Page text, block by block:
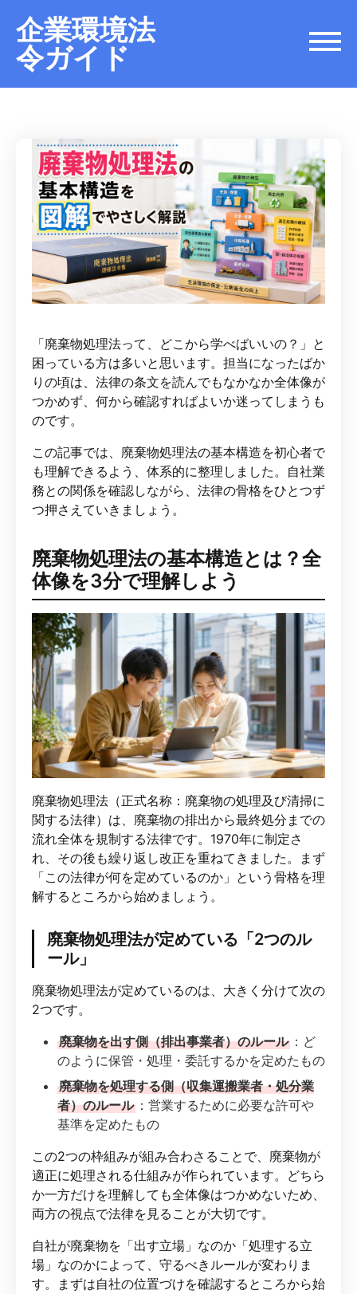
企業環境法
令ガイド
「廃棄物処理法って、どこから学べばいいの？」と
困っている方は多いと思います。担当になったばか
りの頃は、法律の条文を読んでもなかなか全体像が
つかめず、何から確認すればよいか迷ってしまうも
のです。
この記事では、廃棄物処理法の基本構造を初心者で
も理解できるよう、体系的に整理しました。自社業
務との関係を確認しながら、法律の骨格をひとつず
つ押さえていきましょう。
廃棄物処理法の基本構造とは？全
体像を3分で理解しよう
廃棄物処理法（正式名称：廃棄物の処理及び清掃に
関する法律）は、廃棄物の排出から最終処分までの
流れ全体を規制する法律です。1970年に制定さ
れ、その後も繰り返し改正を重ねてきました。まず
「この法律が何を定めているのか」という骨格を理
解するところから始めましょう。
廃棄物処理法が定めている「2つのル
ール」
廃棄物処理法が定めているのは、大きく分けて次の
2つです。
廃棄物を出す側（排出事業者）のルール ：ど
のように保管・処理・委託するかを定めたもの
廃棄物を処理する側（収集運搬業者・処分業
者）のルール ：営業するために必要な許可や
基準を定めたもの
この2つの枠組みが組み合わさることで、廃棄物が
適正に処理される仕組みが作られています。どちら
か一方だけを理解しても全体像はつかめないため、
両方の視点で法律を見ることが大切です。
自社が廃棄物を「出す立場」なのか「処理する立
場」なのかによって、守るべきルールが変わりま
す。まずは自社の位置づけを確認するところから始